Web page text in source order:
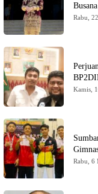
Rabu,
Kamis,
Rabu, 6